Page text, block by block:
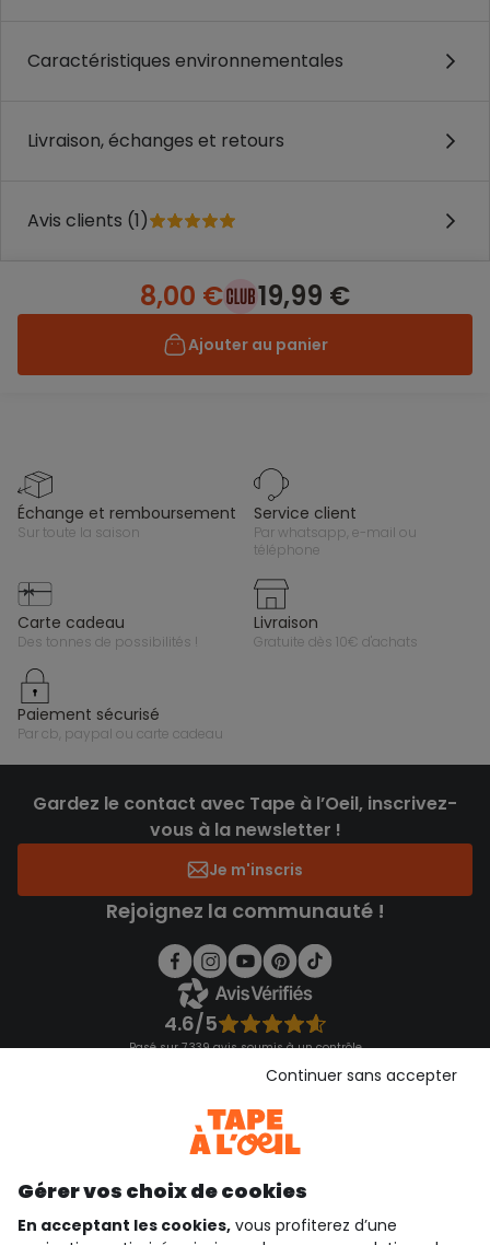
Caractéristiques environnementales
Livraison, échanges et retours
Avis clients (1)
8,00 € 19,99 €
Ajouter au panier
échange et remboursement
sur toute la saison
service client
par whatsapp, e-mail ou
téléphone
carte cadeau
des tonnes de possibilités !
livraison
gratuite dès 10€ d'achats
paiement sécurisé
par cb, paypal ou carte cadeau
Gardez le contact avec Tape à l’Oeil, inscrivez-
vous à la newsletter !
Je m'inscris
Rejoignez la communauté !
4.6/5
Basé sur 7 339 avis soumis à un contrôle
Consulter les CGU
Gérer vos choix de cookies
En acceptant les cookies, vous profiterez d’une
Continuer sans accepter